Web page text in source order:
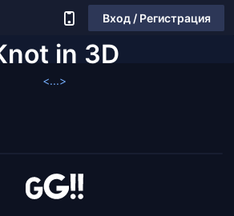
Вход / Регистрация
in 3D
<...>